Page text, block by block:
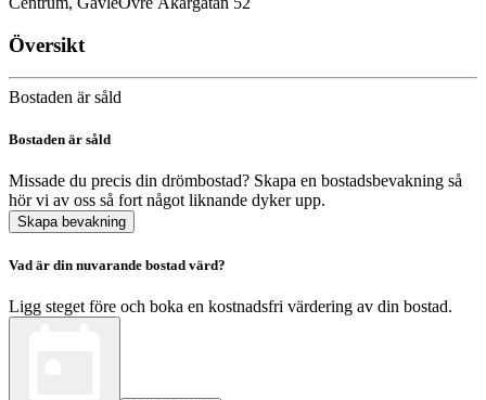
Översikt
Bostaden är såld
Bostaden är såld
Missade du precis din drömbostad? Skapa en bostadsbevakning så
hör vi av oss så fort något liknande dyker upp.
Skapa bevakning
Vad är din nuvarande bostad värd?
Ligg steget före och boka en kostnadsfri värdering av din bostad.